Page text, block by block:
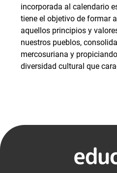
incorporada al calendario
tiene el objetivo de formar
aquellos principios y
nuestros pueblos,
mercosuriana y
diversidad cultural que